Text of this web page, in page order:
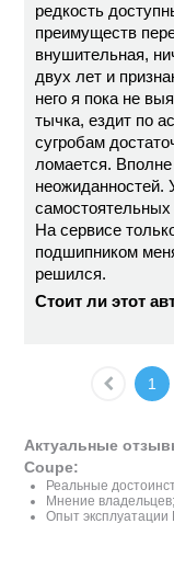
редкость
преимуществ
внушительная,
двух лет и
него я пока не
тычка, ездит по
сугробам
ломается.
неожиданностей.
На сервисе
подшипником
решился.
Стоит ли этот
1
Актуальные
Coupe:
Реальные
Мнение владельцев;
Опыт эксплуатации